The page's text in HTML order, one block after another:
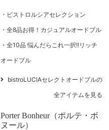
ビストロルシアセレクション
全8品お得！カジュアルオードブル
全10品 悩んだらこれ一択!!リッチ
オードブル
bistroLUCIAセレクトオードブルの
全アイテムを見る
Porter Bonheur（ポルテ・ボ
ヌール）